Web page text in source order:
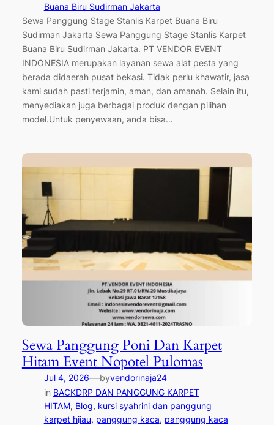
Buana Biru Sudirman Jakarta
Sewa Panggung Stage Stanlis Karpet Buana Biru
Sudirman Jakarta Sewa Panggung Stage Stanlis Karpet
Buana Biru Sudirman Jakarta. PT VENDOR EVENT
INDONESIA merupakan layanan sewa alat pesta yang
berada didaerah pusat bekasi. Tidak perlu khawatir, jasa
kami sudah pasti terjamin, aman, dan amanah. Selain itu,
menyediakan juga berbagai produk dengan pilihan
model.Untuk penyewaan, anda bisa…
Sewa Panggung Poni Dan Karpet
Hitam Event Nopotel Pulomas
Jul 4, 2026—byvendorinaja24
in BACKDRP DAN PANGGUNG KARPET
HITAM, Blog, kursi syahrini dan panggung
karpet hijau, panggung kaca, panggung kaca